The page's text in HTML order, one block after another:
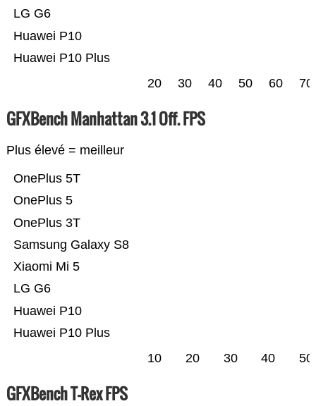
Huawei P10 Plus
Huawei P10
LG G6
20 30 40 50 60 70
GFXBench Manhattan 3.1 Off. FPS
Plus élevé = meilleur
Huawei P10 Plus
Huawei P10
LG G6
Xiaomi Mi 5
Samsung Galaxy S8
OnePlus 3T
OnePlus 5
OnePlus 5T
10 20 30 40 50
GFXBench T-Rex FPS